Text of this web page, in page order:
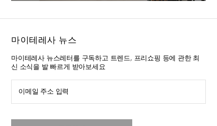
마이테레사 뉴스
마이테레사 뉴스레터를 구독하고 트렌드, 프리쇼핑 등에 관한 최
신 소식을 발 빠르게 받아보세요
이메일 주소 입력